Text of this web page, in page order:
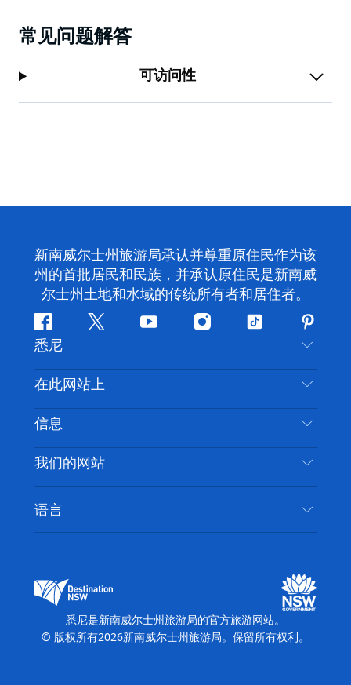
常见问题解答
可访问性
新南威尔士州旅游局承认并尊重原住民作为该
州的首批居民和民族，并承认原住民是新南威
尔士州土地和水域的传统所有者和居住者。
Facebook叽
喳
喳
YouTubeInstagram
抖
悉尼
联系我们
免责声明
隐私
Cookie 通知
在此网站上
目的地
推荐活动
新南威尔士州公路旅行
活动
住宿
信息
旅行信息
无障碍悉尼
列出您的业务
我们的网站
新南威尔士州旅游局媒体中心
缤纷悉尼灯光音乐节
语言
悉尼是新南威尔士州旅游局的官方旅游网站。
© 版权所有2026新南威尔士州旅游局。保留所有权利。